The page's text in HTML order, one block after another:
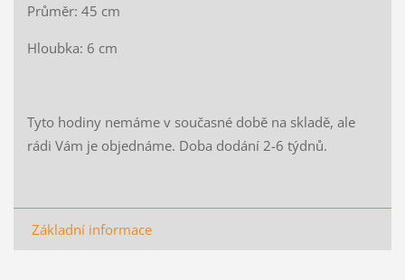
Průměr: 45 cm
Hloubka: 6 cm
Tyto hodiny nemáme v současné době na skladě, ale
rádi Vám je objednáme. Doba dodání 2-6 týdnů.
Základní informace